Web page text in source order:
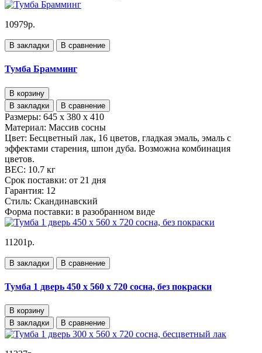
10979р.
В закладки В сравнение
Тумба Брамминг
В корзину
В закладки
В сравнение
Размеры: 645 x 380 x 410
Материал: Массив сосны
Цвет: Бесцветный лак, 16 цветов, гладкая эмаль, эмаль с
эффектами старения, шпон дуба. Возможна комбинация
цветов.
ВЕС: 10.7 кг
Срок поставки: от 21 дня
Гарантия: 12
Стиль: Скандинавcкий
Форма поставки: в разобранном виде
11201р.
В закладки В сравнение
Тумба 1 дверь 450 х 560 х 720 сосна, без покраски
В корзину
В закладки
В сравнение